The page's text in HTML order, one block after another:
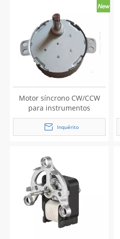
Motor síncrono CW/CCW
para instrumentos
eletrônicos de motor de
ventilador de máquina de
lavar louça AC
Inquérito